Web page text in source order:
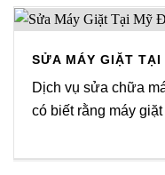
SỬA MÁY GIẶT
Dịch vụ sửa chữa
có biết rằng máy